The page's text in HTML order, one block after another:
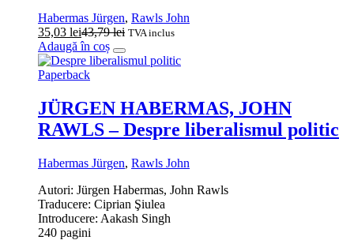
Habermas Jürgen, Rawls John
35,03 lei43,79lei TVA inclus
Adaugă în coș
Paperback
JÜRGEN HABERMAS, JOHN
RAWLS – Despre liberalismul politic
Habermas Jürgen, Rawls John
Autori: Jürgen Habermas, John Rawls
Traducere: Ciprian Şiulea
Introducere: Aakash Singh
240 pagini